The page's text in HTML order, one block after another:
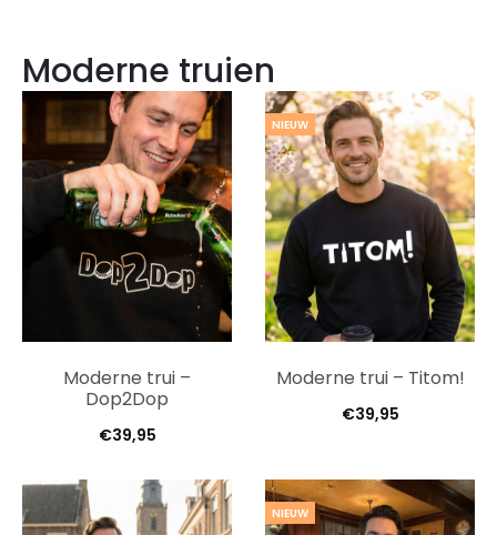
Moderne truien
Moderne trui –
Dop2Dop
€39,95
NIEUW
Moderne trui – Titom!
€39,95
NIEUW